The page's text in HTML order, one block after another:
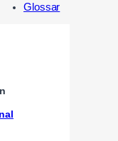
Glossar